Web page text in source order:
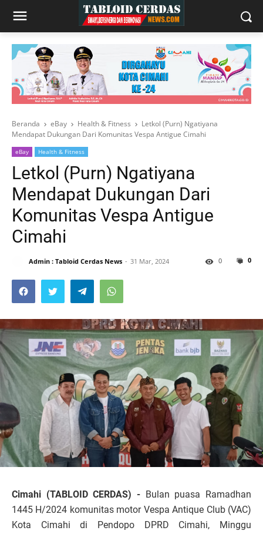
Beranda eBay Health & Fitness
Letkol (Purn) Ngatiyana
Mendapat Dukungan Dari Komunitas Vespa Antigue Cimahi
eBay Health & Fitness
Letkol (Purn) Ngatiyana
Mendapat Dukungan Dari
Komunitas Vespa Antigue
Cimahi
Admin : Tabloid Cerdas News 31 Mar, 2024 0
0
Cimahi (TABLOID CERDAS) - Bulan puasa Ramadhan
1445 H/2024 komunitas motor Vespa Antique Club (VAC)
Kota Cimahi di Pendopo DPRD Cimahi, Minggu